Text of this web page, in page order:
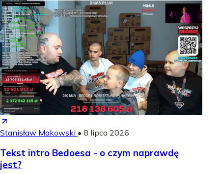
Stanisław Makowski • 8 lipca 2026
Tekst intro Bedoesa - o czym naprawdę
jest?